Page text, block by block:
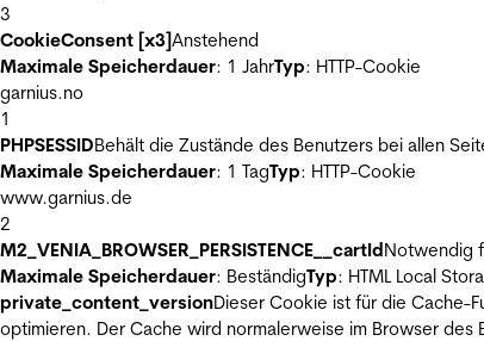
3
CookieConsent [x3]Anstehend
Maximale Speicherdauer: 1 JahrTyp: HTTP-Cookie
garnius.no
1
PHPSESSIDBehält die Zustände des Benutzers bei allen
Maximale Speicherdauer: 1 TagTyp: HTTP-Cookie
www.garnius.de
2
M2_VENIA_BROWSER_PERSISTENCE__cartIdNotwendig
Maximale Speicherdauer: BeständigTyp: HTML Local
private_content_versionDieser Cookie ist für die Cache-
optimieren. Der Cache wird normalerweise im Browser des